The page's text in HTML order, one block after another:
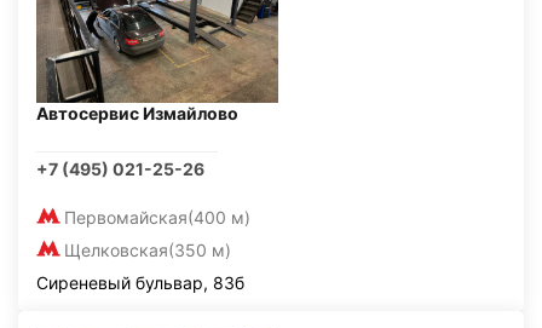
Автосервис Измайлово
+7 (495) 021-25-26
Первомайская(400 м)
Щелковская(350 м)
Сиреневый бульвар, 83б